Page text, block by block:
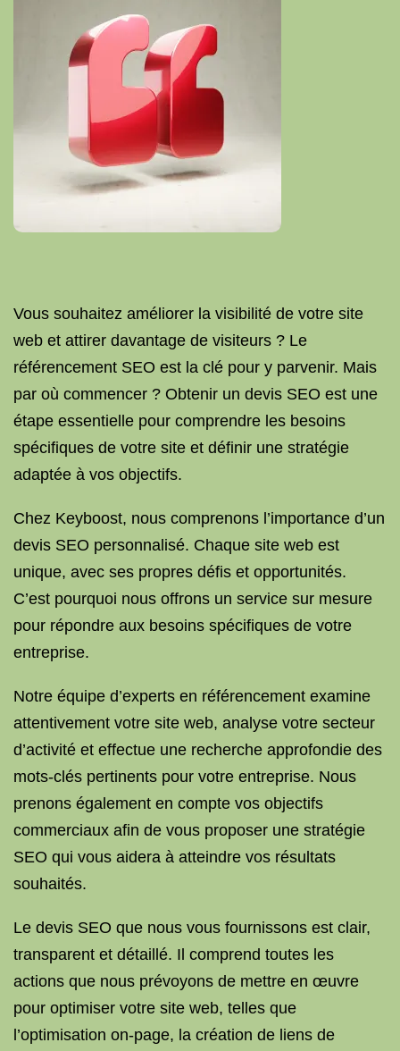
Vous souhaitez améliorer la visibilité de votre site
web et attirer davantage de visiteurs ? Le
référencement SEO est la clé pour y parvenir. Mais
par où commencer ? Obtenir un devis SEO est une
étape essentielle pour comprendre les besoins
spécifiques de votre site et définir une stratégie
adaptée à vos objectifs.
Chez Keyboost, nous comprenons l’importance d’un
devis SEO personnalisé. Chaque site web est
unique, avec ses propres défis et opportunités.
C’est pourquoi nous offrons un service sur mesure
pour répondre aux besoins spécifiques de votre
entreprise.
Notre équipe d’experts en référencement examine
attentivement votre site web, analyse votre secteur
d’activité et effectue une recherche approfondie des
mots-clés pertinents pour votre entreprise. Nous
prenons également en compte vos objectifs
commerciaux afin de vous proposer une stratégie
SEO qui vous aidera à atteindre vos résultats
souhaités.
Le devis SEO que nous vous fournissons est clair,
transparent et détaillé. Il comprend toutes les
actions que nous prévoyons de mettre en œuvre
pour optimiser votre site web, telles que
l’optimisation on-page, la création de liens de